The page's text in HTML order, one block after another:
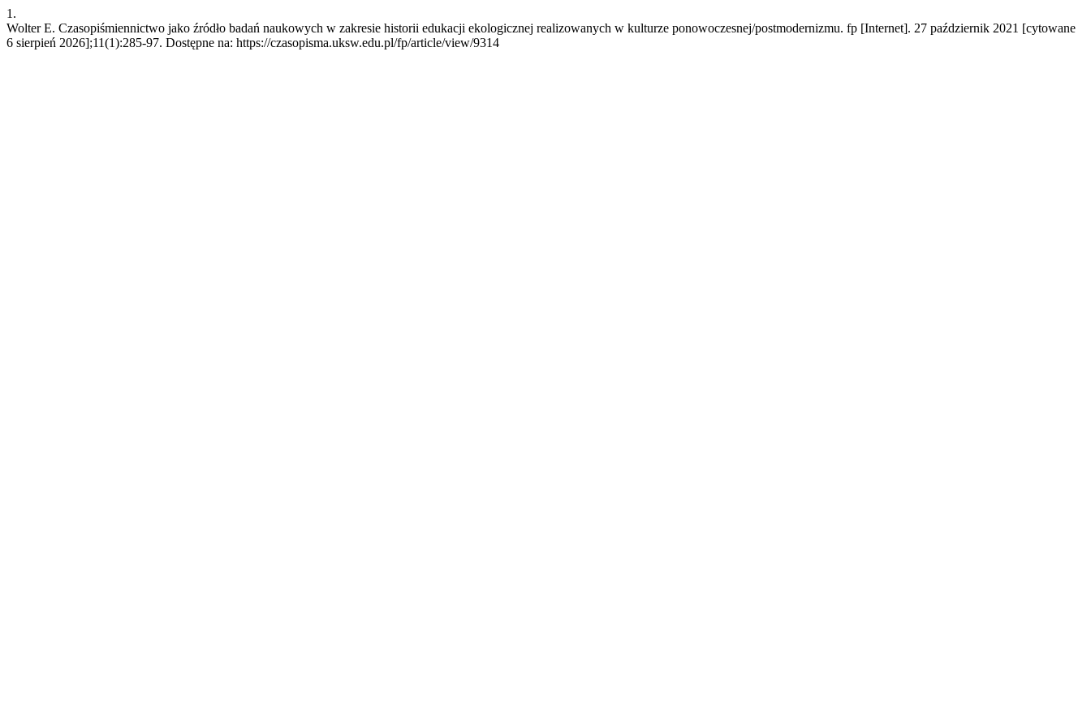
1.
Wolter E. Czasopiśmiennictwo jako źródło badań naukowych w zakresie historii edukacji ekologicznej realizowanych w kulturze ponowoczesnej/postmodernizmu. fp [Internet]. 27 październik 2021 [cytowane
6 sierpień 2026];11(1):285-97. Dostępne na: https://czasopisma.uksw.edu.pl/fp/article/view/9314